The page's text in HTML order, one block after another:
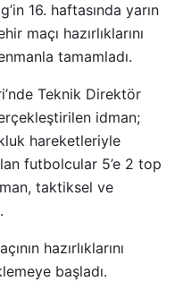
16. haftasında yarın
maçı hazırlıklarını
tamamladı.
Teknik Direktör
idman;
hareketleriyle
futbolcular 5’e 2 top
taktiksel ve
hazırlıklarını
başladı.